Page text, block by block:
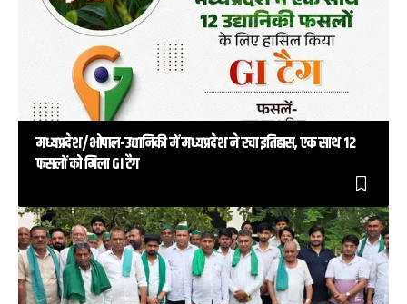
मध्यप्रदेश/भोपाल-उद्यानिकी में मध्यप्रदेश ने रचा इतिहास, एक साथ 12
फसलों को मिला GI टैग